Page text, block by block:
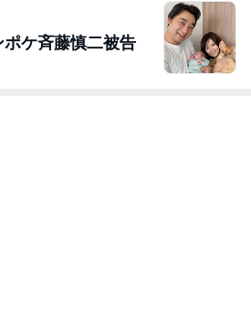
ポケ斉藤慎二被告